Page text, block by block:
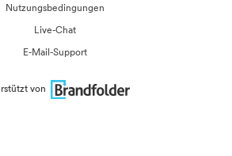
Nutzungsbedingungen
Live-Chat
E-Mail-Support
von